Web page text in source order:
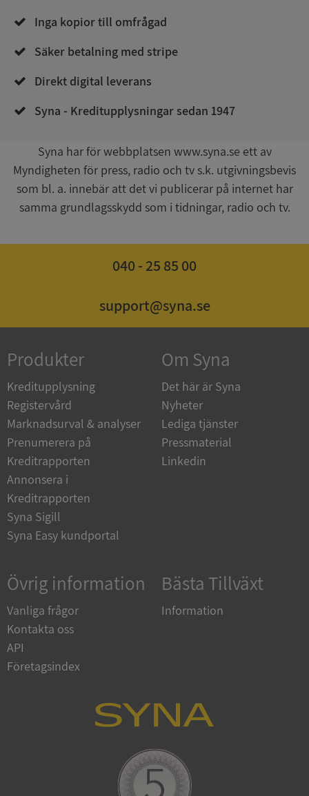
Inga kopior till omfrågad
Säker betalning med stripe
Direkt digital leverans
Syna - Kreditupplysningar sedan 1947
Syna har för webbplatsen www.syna.se ett av
Myndigheten för press, radio och tv s.k. utgivningsbevis
som bl. a. innebär att det vi publicerar på internet har
samma grundlagsskydd som i tidningar, radio och tv.
040 - 25 85 00
support@syna.se
Produkter
Kreditupplysning
Registervård
Marknadsurval & analyser
Prenumerera på
Kreditrapporten
Annonsera i
Kreditrapporten
Syna Sigill
Syna Easy kundportal
Om Syna
Det här är Syna
Nyheter
Lediga tjänster
Pressmaterial
Linkedin
Övrig information
Vanliga frågor
Kontakta oss
API
Företagsindex
Bästa Tillväxt
Information
Corporation
ARRAffinity
Microsoft
Session
upplysningar.syna.se
Google LLC
www.google.com
ASP.NET_SessionId
__RequestVerificationToken
Microsoft
Corporation